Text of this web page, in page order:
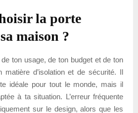
la porte
maison ?
ton usage, de ton budget et de ton
matière d’isolation et de sécurité. Il
idéale pour tout le monde, mais il
à ta situation. L’erreur fréquente
sur le design, alors que les